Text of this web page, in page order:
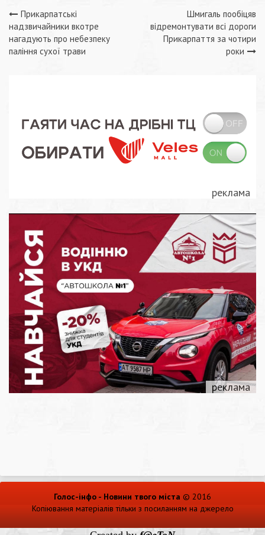
Навігація
записів
Прикарпатські
надзвичайники вкотре
нагадують про небезпеку
паління сухої трави
Шмигаль пообіцяв
відремонтувати всі дороги
Прикарпаття за чотири
роки
Голос-інфо - Новини твого міста © 2016
Копіювання матеріалів тільки з посиланням на джерело